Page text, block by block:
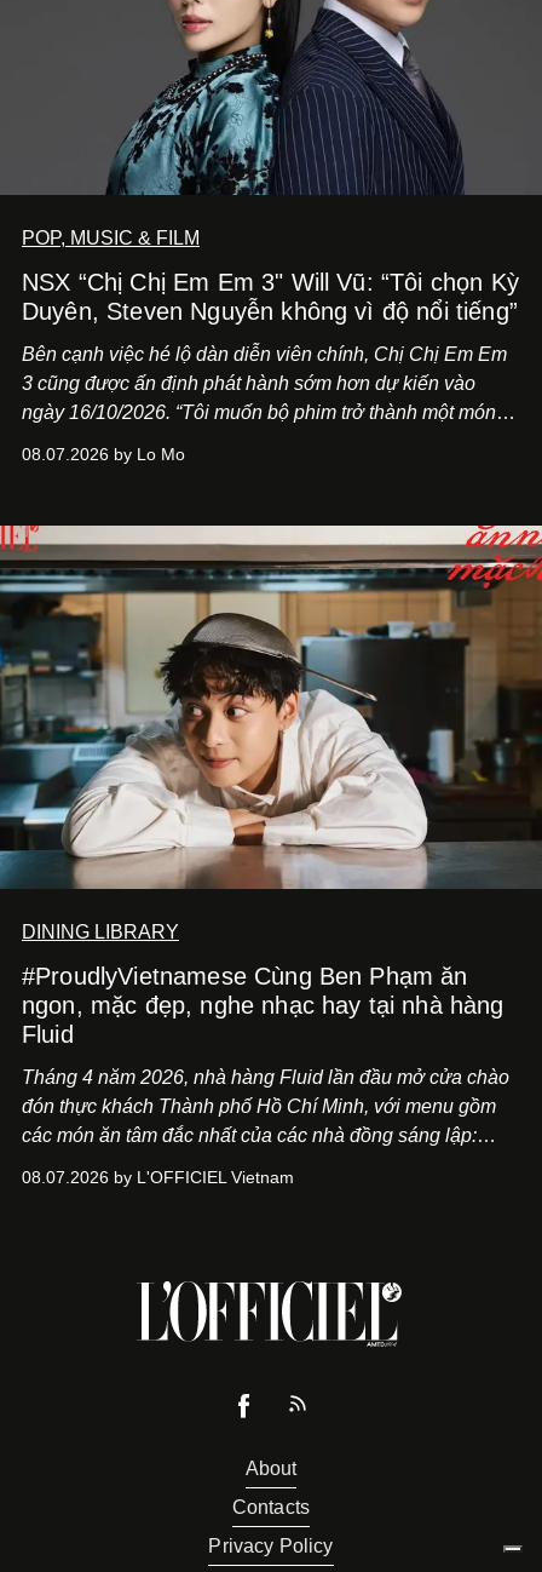
POP, MUSIC & FILM
NSX “Chị Chị Em Em 3" Will Vũ: “Tôi chọn Kỳ
Duyên, Steven Nguyễn không vì độ nổi tiếng”
Bên cạnh việc hé lộ dàn diễn viên chính, Chị Chị Em Em
3 cũng được ấn định phát hành sớm hơn dự kiến vào
ngày 16/10/2026. “Tôi muốn bộ phim trở thành một món
Việt Nam”, NSX Will Vũ cho biết.
08.07.2026 by Lo Mo
DINING LIBRARY
#ProudlyVietnamese Cùng Ben Phạm ăn
ngon, mặc đẹp, nghe nhạc hay tại nhà hàng
Fluid
Tháng 4 năm 2026, nhà hàng Fluid lần đầu mở cửa chào
đón thực khách Thành phố Hồ Chí Minh, với menu gồm
các món ăn tâm đắc nhất của các nhà đồng sáng lập:
món ăn đa dạng từ Á đến Âu nhanh chóng được yêu thích
08.07.2026 by L'OFFICIEL Vietnam
About
Contacts
Privacy Policy